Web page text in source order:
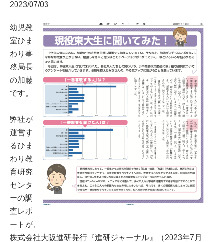
2023/07/03
幼児教
室ひま
わり事
務局長
の加藤
です。
弊社が
運営す
るひま
わり教
育研究
センタ
ーの調
査レポ
ートが、
株式会社大阪進研発行『進研ジャーナル』（2023年7月